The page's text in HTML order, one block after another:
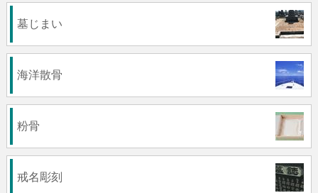
墓じまい
海洋散骨
粉骨
戒名彫刻